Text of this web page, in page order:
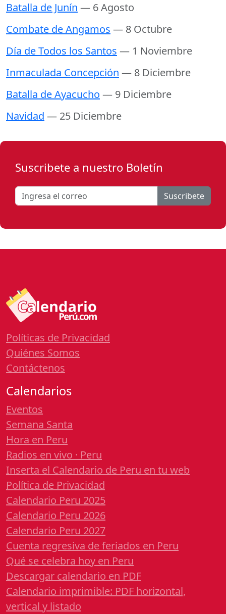
Batalla de Junín — 6 Agosto
Combate de Angamos — 8 Octubre
Día de Todos los Santos — 1 Noviembre
Inmaculada Concepción — 8 Diciembre
Batalla de Ayacucho — 9 Diciembre
Navidad — 25 Diciembre
Suscribete a nuestro Boletín
Suscribete
Políticas de Privacidad
Quiénes Somos
Contáctenos
Calendarios
Eventos
Semana Santa
Hora en Peru
Radios en vivo · Peru
Inserta el Calendario de Peru en tu web
Política de Privacidad
Calendario Peru 2025
Calendario Peru 2026
Calendario Peru 2027
Cuenta regresiva de feriados en Peru
Qué se celebra hoy en Peru
Descargar calendario en PDF
Calendario imprimible: PDF horizontal,
vertical y listado